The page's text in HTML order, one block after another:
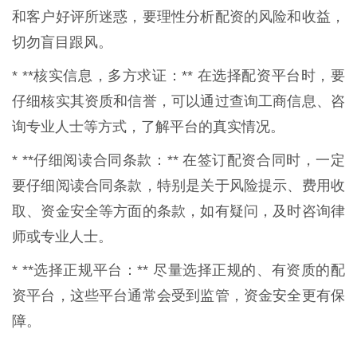
和客户好评所迷惑，要理性分析配资的风险和收益，
切勿盲目跟风。
* **核实信息，多方求证：** 在选择配资平台时，要
仔细核实其资质和信誉，可以通过查询工商信息、咨
询专业人士等方式，了解平台的真实情况。
* **仔细阅读合同条款：** 在签订配资合同时，一定
要仔细阅读合同条款，特别是关于风险提示、费用收
取、资金安全等方面的条款，如有疑问，及时咨询律
师或专业人士。
* **选择正规平台：** 尽量选择正规的、有资质的配
资平台，这些平台通常会受到监管，资金安全更有保
障。